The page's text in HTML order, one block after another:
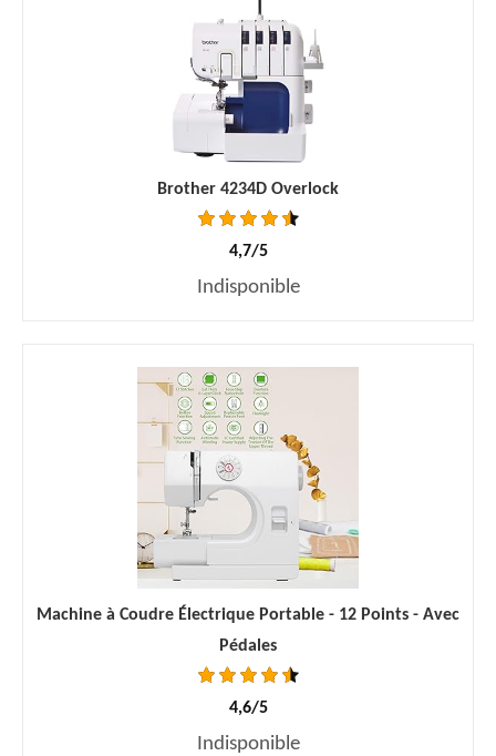
Brother 4234D Overlock
4,7/5
Indisponible
Machine à Coudre Électrique Portable - 12 Points - Avec
Pédales
4,6/5
Indisponible